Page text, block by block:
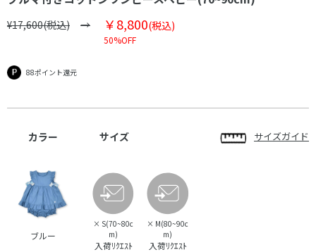
¥17,600(税込) ￥8,800(税込)
50%OFF
88ポイント還元
カラー サイズ サイズガイド
ブルー
× S(70~80c
m)
入荷ﾘｸｴｽﾄ
× M(80~90c
m)
入荷ﾘｸｴｽﾄ